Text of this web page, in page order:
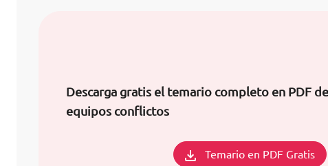
Descarga gratis el temario completo en PDF
equipos conflictos
Temario en PDF Gratis